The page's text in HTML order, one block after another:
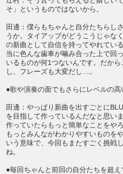
そ」というものではないから。
田邊：僕らもちゃんと自分たちらし
うか。タイアップがどうこうじゃな
の新曲として自信を持ってやれてい
当に色んな歯車が噛み合った上で回
いるものが何1つないんです。だか
し、フレーズも大変だし…。
●歌や演奏の面でもさらにレベルの高
田邊：やっぱり新曲を出すごとに
を目指して作っているんだなと思い
作っていたらもっと簡単なことをや
もっとみんながわかりやすいものを
いう意味で、今回もまたすごく挑戦
ね。
●毎回ちゃんと前回の自分たちを超